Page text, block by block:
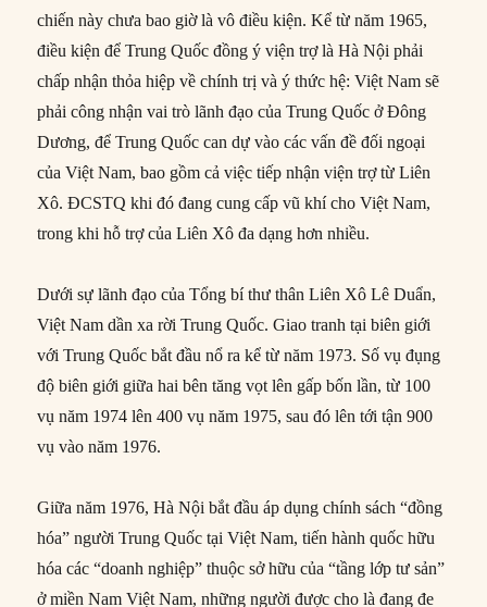
chiến này chưa bao giờ là vô điều kiện. Kể từ năm 1965,
điều kiện để Trung Quốc đồng ý viện trợ là Hà Nội phải
chấp nhận thỏa hiệp về chính trị và ý thức hệ: Việt Nam sẽ
phải công nhận vai trò lãnh đạo của Trung Quốc ở Đông
Dương, để Trung Quốc can dự vào các vấn đề đối ngoại
của Việt Nam, bao gồm cả việc tiếp nhận viện trợ từ Liên
Xô. ĐCSTQ khi đó đang cung cấp vũ khí cho Việt Nam,
trong khi hỗ trợ của Liên Xô đa dạng hơn nhiều.
Dưới sự lãnh đạo của Tổng bí thư thân Liên Xô Lê Duẩn,
Việt Nam dần xa rời Trung Quốc. Giao tranh tại biên giới
với Trung Quốc bắt đầu nổ ra kể từ năm 1973. Số vụ đụng
độ biên giới giữa hai bên tăng vọt lên gấp bốn lần, từ 100
vụ năm 1974 lên 400 vụ năm 1975, sau đó lên tới tận 900
vụ vào năm 1976.
Giữa năm 1976, Hà Nội bắt đầu áp dụng chính sách “đồng
hóa” người Trung Quốc tại Việt Nam, tiến hành quốc hữu
hóa các “doanh nghiệp” thuộc sở hữu của “tầng lớp tư sản”
ở miền Nam Việt Nam, những người được cho là đang đe